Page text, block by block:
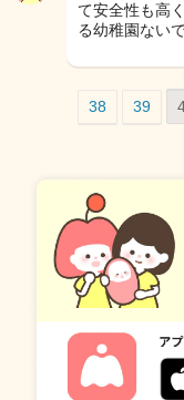
て安全性も高
る幼稚園ない
38 39